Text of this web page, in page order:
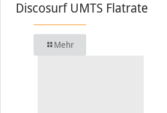
Discosurf UMTS Flatrate
Mehr